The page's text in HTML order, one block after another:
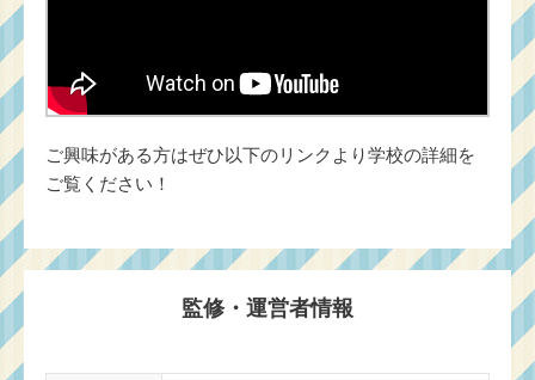
ご興味がある方はぜひ以下のリンクより学校の詳細を
ご覧ください！
監修・運営者情報